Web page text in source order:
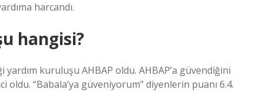
harcandı.
hangisi?
kuruluşu AHBAP oldu. AHBAP’a güvendiğini
“Babala’ya güveniyorum” diyenlerin puanı 6.4.